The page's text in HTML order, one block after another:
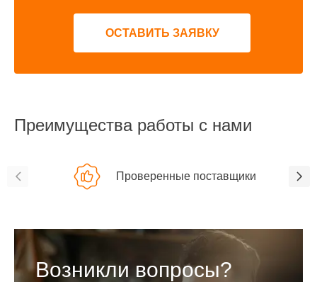
ОСТАВИТЬ ЗАЯВКУ
Преимущества работы с нами
Проверенные поставщики
Возникли вопросы?